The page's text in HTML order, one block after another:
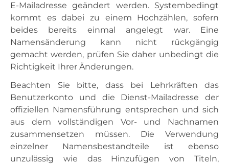
E-Mailadresse geändert werden. Systembedingt
kommt es dabei zu einem Hochzählen, sofern
beides bereits einmal angelegt war. Eine
Namensänderung kann nicht rückgängig
gemacht werden, prüfen Sie daher unbedingt die
Richtigkeit Ihrer Änderungen.
Beachten Sie bitte, dass bei Lehrkräften das
Benutzerkonto und die Dienst-Mailadresse der
offiziellen Namensführung entsprechen und sich
aus dem vollständigen Vor- und Nachnamen
zusammensetzen müssen. Die Verwendung
einzelner Namensbestandteile ist ebenso
unzulässig wie das Hinzufügen von Titeln,